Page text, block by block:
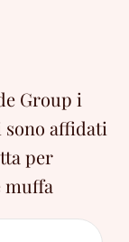
Group i
affidati
per